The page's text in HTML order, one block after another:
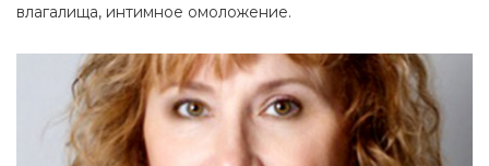
влагалища, интимное омоложение.